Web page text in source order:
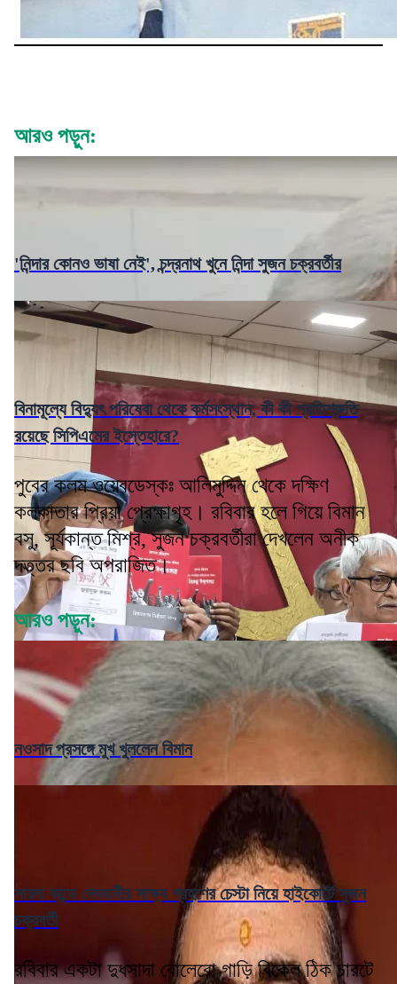
আরও পড়ুন:
'নিন্দার কোনও ভাষা নেই', চন্দ্রনাথ খুনে নিন্দা সুজন চক্রবর্তীর
বিনামূল্যে বিদ্যুৎ পরিষেবা থেকে কর্মসংস্থান, কী কী প্রতিশ্রুতি
রয়েছে সিপিএমের ইস্তেহারে?
পুবের কলম ওয়েবডেস্কঃ আলিমুদ্দিন থেকে দক্ষিণ
কলকাতার প্রিয়া প্রেক্ষাগৃহ। রবিবার হলে গিয়ে বিমান
বসু, সূর্যকান্ত মিশ্র, সুজন চক্রবর্তীরা দেখলেন অনীক
দত্তর ছবি অপরাজিত।
আরও পড়ুন:
নওসাদ প্রসঙ্গে মুখ খুললেন বিমান
সারদা কান্ডে দেবযানীর সাক্ষ্য গ্রহণের চেস্টা নিয়ে হাইকোর্টে সুজন
চক্রবর্তী
রবিবার একটা দুধসাদা বোলেরো গাড়ি বিকেল ঠিক চারটে